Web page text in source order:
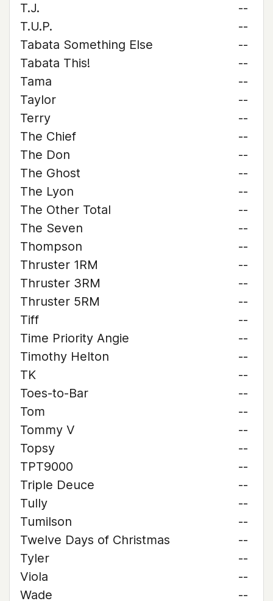
T.J.
--
T.U.P.
--
Tabata Something Else
--
Tabata This!
--
Tama
--
Taylor
--
Terry
--
The Chief
--
The Don
--
The Ghost
--
The Lyon
--
The Other Total
--
The Seven
--
Thompson
--
Thruster 1RM
--
Thruster 3RM
--
Thruster 5RM
--
Tiff
--
Time Priority Angie
--
Timothy Helton
--
TK
--
Toes-to-Bar
--
Tom
--
Tommy V
--
Topsy
--
TPT9000
--
Triple Deuce
--
Tully
--
Tumilson
--
Twelve Days of Christmas
--
Tyler
--
Viola
--
Wade
--